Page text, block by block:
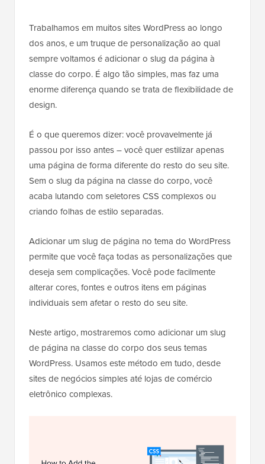
Trabalhamos em muitos sites WordPress ao longo
dos anos, e um truque de personalização ao qual
sempre voltamos é adicionar o slug da página à
classe do corpo. É algo tão simples, mas faz uma
enorme diferença quando se trata de flexibilidade de
design.
É o que queremos dizer: você provavelmente já
passou por isso antes – você quer estilizar apenas
uma página de forma diferente do resto do seu site.
Sem o slug da página na classe do corpo, você
acaba lutando com seletores CSS complexos ou
criando folhas de estilo separadas.
Adicionar um slug de página no tema do WordPress
permite que você faça todas as personalizações que
deseja sem complicações. Você pode facilmente
alterar cores, fontes e outros itens em páginas
individuais sem afetar o resto do seu site.
Neste artigo, mostraremos como adicionar um slug
de página na classe do corpo dos seus temas
WordPress. Usamos este método em tudo, desde
sites de negócios simples até lojas de comércio
eletrônico complexas.